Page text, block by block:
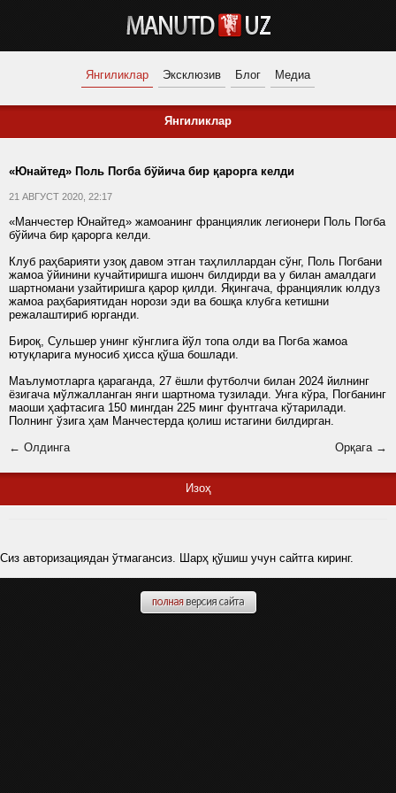
Янгиликлар Эксклюзив Блог Медиа
Янгиликлар
«Юнайтед» Поль Погба бўйича бир қарорга келди
21 АВГУСТ 2020, 22:17
«Манчестер Юнайтед» жамоанинг франциялик легионери Поль Погба
бўйича бир қарорга келди.
Клуб раҳбарияти узоқ давом этган таҳлиллардан сўнг, Поль Погбани
жамоа ўйинини кучайтиришга ишонч билдирди ва у билан амалдаги
шартномани узайтиришга қарор қилди. Яқингача, франциялик юлдуз
жамоа раҳбариятидан норози эди ва бошқа клубга кетишни
режалаштириб юрганди.
Бироқ, Сульшер унинг кўнглига йўл топа олди ва Погба жамоа
ютуқларига муносиб ҳисса қўша бошлади.
Маълумотларга қараганда, 27 ёшли футболчи билан 2024 йилнинг
ёзигача мўлжалланган янги шартнома тузилади. Унга кўра, Погбанинг
маоши ҳафтасига 150 мингдан 225 минг фунтгача кўтарилади.
Полнинг ўзига ҳам Манчестерда қолиш истагини билдирган.
← Олдинга
Орқага →
Изоҳ
Сиз авторизациядан ўтмагансиз. Шарҳ қўшиш учун сайтга киринг.